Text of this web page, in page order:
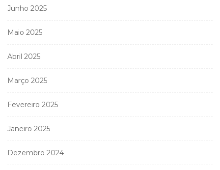
Junho 2025
Maio 2025
Abril 2025
Março 2025
Fevereiro 2025
Janeiro 2025
Dezembro 2024